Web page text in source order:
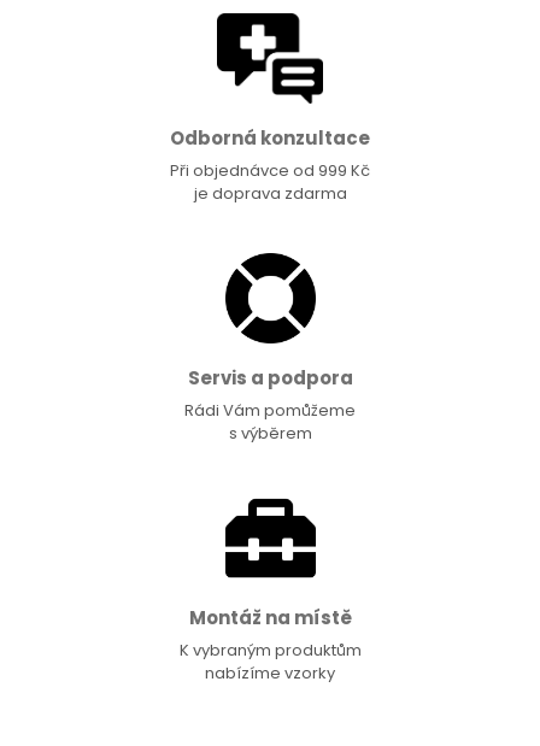
Odborná konzultace
Při objednávce od 999 Kč
je doprava zdarma
Servis a podpora
Rádi Vám pomůžeme
s výběrem
Montáž na místě
K vybraným produktům
nabízíme vzorky